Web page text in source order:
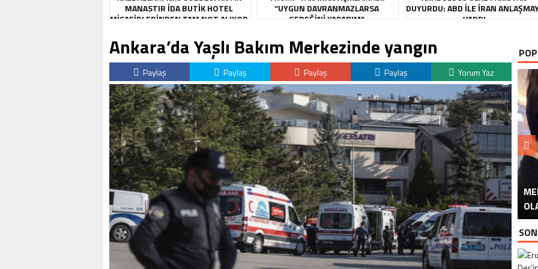
MANASTIR İDA BUTIK HOTEL
MISAFIRLERINDEN TAM NOT ALIYOR
“UYGUN DAVRANMAZLARSA
GEREĞINI YAPARIM”
DUYURDU: ABD ILE İRAN
VARDI
Ankara’da Yaşlı Bakım Merkezinde yangın
Paylaş Paylaş Paylaş Paylaş Yorum Yaz